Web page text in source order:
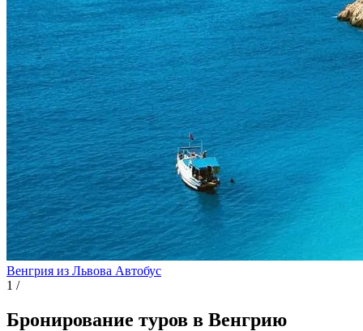
Венгрия из Львова Автобус
1 /
Бронирование туров в Венгрию